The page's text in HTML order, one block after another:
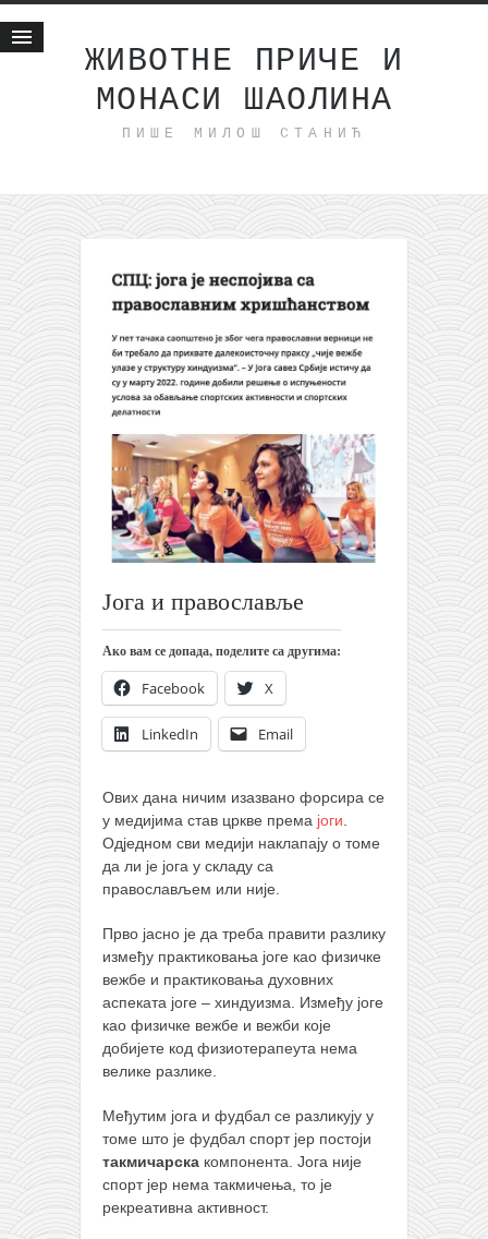
ЖИВОТНЕ ПРИЧЕ И
МОНАСИ ШАОЛИНА
ПИШЕ МИЛОШ СТАНИЋ
Животне приче
интернет пословање
исхраном до здравља
мој хаику
моменти и места
бонус садржај
светлопис
законоправило
духовни отац
православље
забрањена историја
ћирилица
породичне приче
прота Воја
уместо твитера
календар српски
азбуки и књиге
Окинава карате
најновије на блогу
моје белешке
историја каратеа
бубиши
карате
кихон
наиханчи
кушанку
пасаи
темашивари
кобудо
нунчаку
Јога и православље
Ако вам се допада, поделите са другима:
Facebook X
LinkedIn Email
Ових дана ничим изазвано форсира се
у медијима став цркве према јоги.
Одједном сви медији наклапају о томе
да ли је јога у складу са
православљем или није.
Прво јасно је да треба правити разлику
између практиковања јоге као физичке
вежбе и практиковања духовних
аспеката јоге – хиндуизма. Између јоге
као физичке вежбе и вежби које
добијете код физиотерапеута нема
велике разлике.
Међутим јога и фудбал се разликују у
томе што је фудбал спорт јер постоји
такмичарска компонента. Јога није
спорт јер нема такмичења, то је
рекреативна активност.